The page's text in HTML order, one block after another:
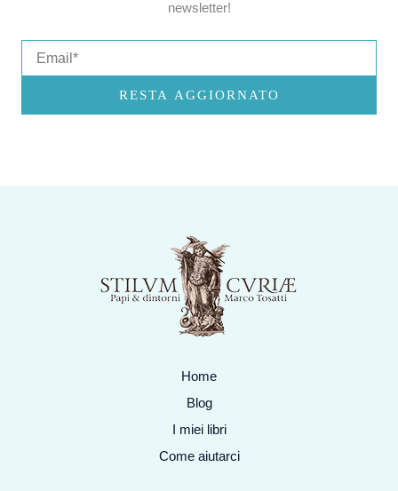
newsletter!
RESTA AGGIORNATO
Home
Blog
I miei libri
Come aiutarci